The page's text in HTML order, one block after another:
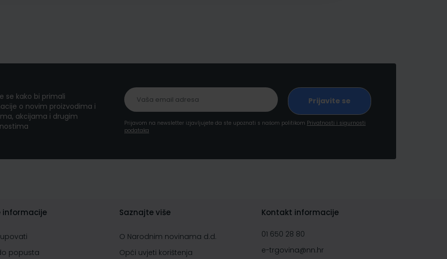
se kako bi primali
o novim proizvodima i
akcijama i drugim
Prijavom na newsletter izjavljujete da ste upoznati s našom politikom Privatnosti i sigurnosti
podataka
informacije
popusta
Saznajte više
O Narodnim novinama d.d.
Opći uvjeti korištenja
Kontakt informacije
01 650 28 80
e-trgovina@nn.hr